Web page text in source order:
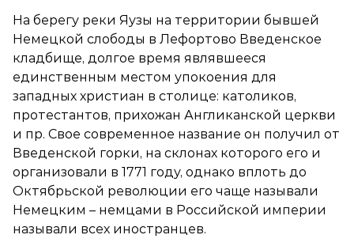
На берегу реки Яузы на территории бывшей
Немецкой слободы в Лефортово Введенское
кладбище, долгое время являвшееся
единственным местом упокоения для
западных христиан в столице: католиков,
протестантов, прихожан Англиканской церкви
и пр. Свое современное название он получил от
Введенской горки, на склонах которого его и
организовали в 1771 году, однако вплоть до
Октябрьской революции его чаще называли
Немецким – немцами в Российской империи
называли всех иностранцев.